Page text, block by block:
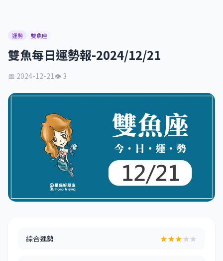
運勢 雙魚座
雙魚每日運勢報-2024/12/21
📅 2024-12-21👁 3
綜合運勢 ★★★★★